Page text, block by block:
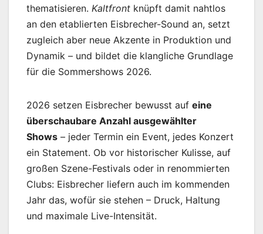
thematisieren. Kaltfront knüpft damit nahtlos
an den etablierten Eisbrecher-Sound an, setzt
zugleich aber neue Akzente in Produktion und
Dynamik – und bildet die klangliche Grundlage
für die Sommershows 2026.
2026 setzen Eisbrecher bewusst auf eine
überschaubare Anzahl ausgewählter
Shows – jeder Termin ein Event, jedes Konzert
ein Statement. Ob vor historischer Kulisse, auf
großen Szene-Festivals oder in renommierten
Clubs: Eisbrecher liefern auch im kommenden
Jahr das, wofür sie stehen – Druck, Haltung
und maximale Live-Intensität.